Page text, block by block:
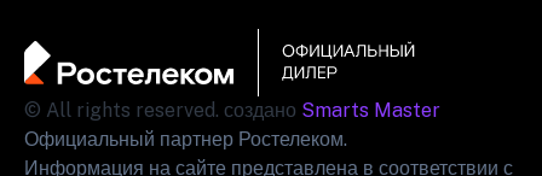
© All rights reserved. создано Smarts Master
Официальный партнер Ростелеком.
Информация на сайте представлена в соответствии с